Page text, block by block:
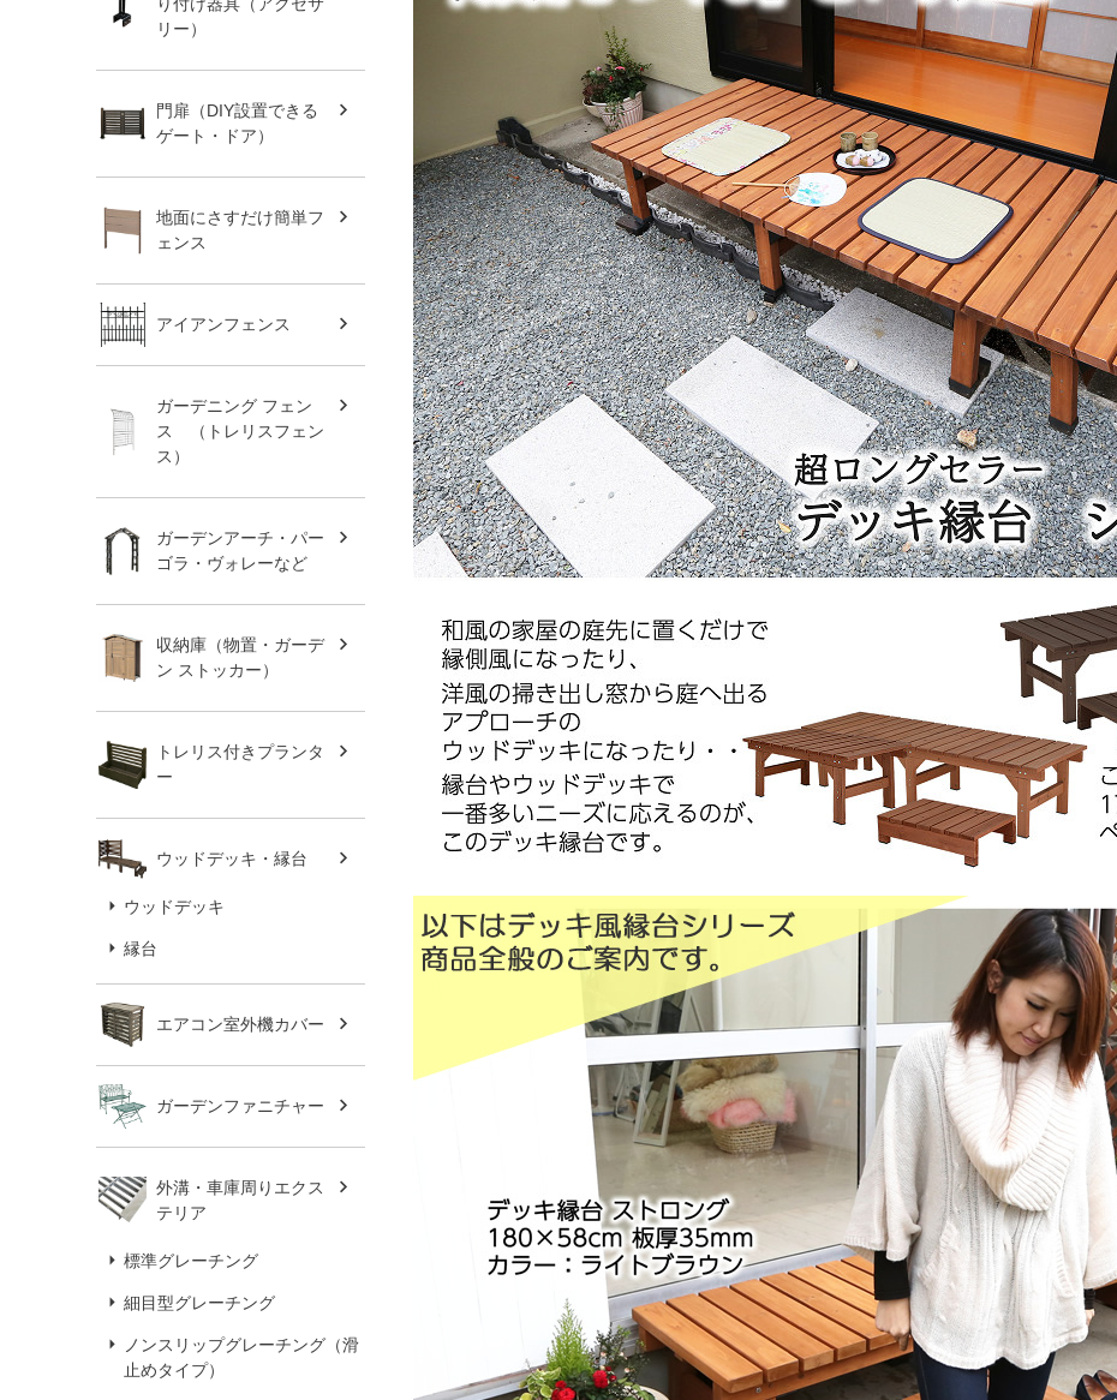
リー）
門扉（DIY設置できる
ゲート・ドア）
地面にさすだけ簡単フ
ェンス
アイアンフェンス
ガーデニング フェン
ス （トレリスフェン
ス）
ガーデンアーチ・パー
ゴラ・ヴォレーなど
収納庫（物置・ガーデ
ン ストッカー）
トレリス付きプランタ
ー
ウッドデッキ・縁台
ウッドデッキ
縁台
エアコン室外機カバー
ガーデンファニチャー
外溝・車庫周りエクス
テリア
標準グレーチング
細目型グレーチング
ノンスリップグレーチング（滑
止めタイプ）